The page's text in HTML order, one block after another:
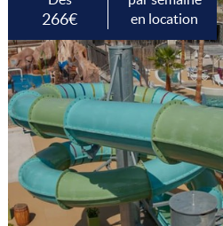
266€
en location